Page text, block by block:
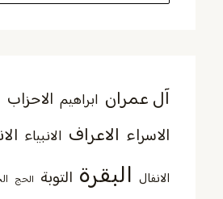
آل عمران ابراهيم الاحزاب
الاسراء الاعراف الانبياء
الانفال البقرة التوبة الحج